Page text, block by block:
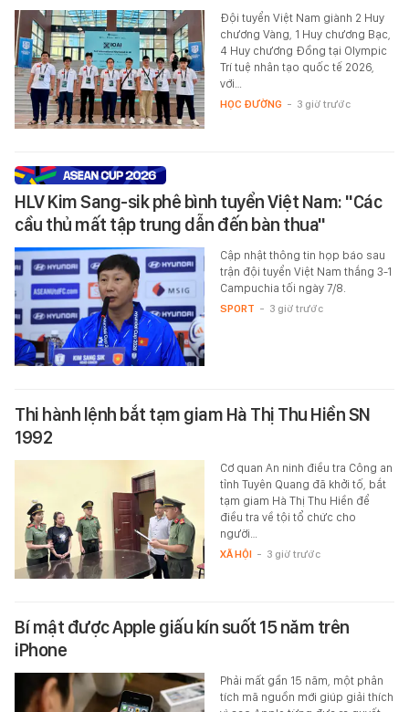
Đội tuyển Việt Nam giành 2 Huy
chương Vàng, 1 Huy chương Bạc,
4 Huy chương Đồng tại Olympic
Trí tuệ nhân tạo quốc tế 2026,
với…
HỌC ĐƯỜNG - 3 giờ trước
HLV Kim Sang-sik phê bình tuyển Việt Nam: "Các
cầu thủ mất tập trung dẫn đến bàn thua"
Cập nhật thông tin họp báo sau
trận đội tuyển Việt Nam thắng 3-1
Campuchia tối ngày 7/8.
SPORT - 3 giờ trước
Thi hành lệnh bắt tạm giam Hà Thị Thu Hiền SN
1992
Cơ quan An ninh điều tra Công an
tỉnh Tuyên Quang đã khởi tố, bắt
tạm giam Hà Thị Thu Hiền để
điều tra về tội tổ chức cho
người…
XÃ HỘI - 3 giờ trước
Bí mật được Apple giấu kín suốt 15 năm trên
iPhone
Phải mất gần 15 năm, một phân
tích mã nguồn mới giúp giải thích